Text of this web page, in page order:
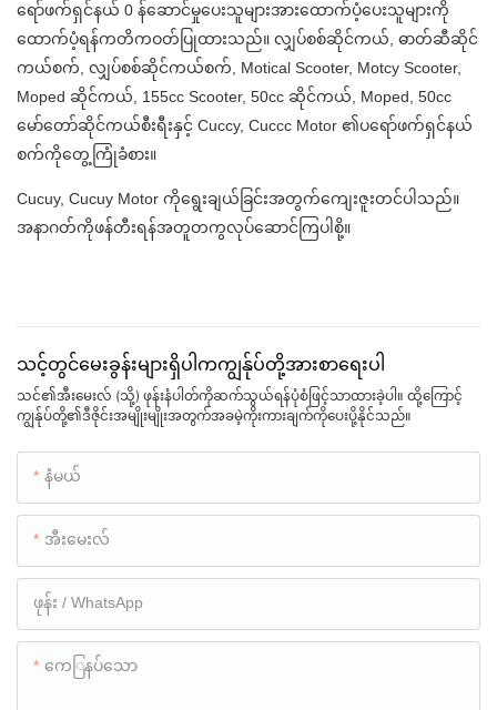
ရော်ဖက်ရှင်နယ် 0 န်ဆောင်မှုပေးသူများအားထောက်ပံ့ပေးသူများကို
ထောက်ပံ့ရန်ကတိကဝတ်ပြုထားသည်။ လျှပ်စစ်ဆိုင်ကယ်, ဓာတ်ဆီဆိုင်
ကယ်စက်, လျှပ်စစ်ဆိုင်ကယ်စက်, Motical Scooter, Motcy Scooter,
Moped ဆိုင်ကယ်, 155cc Scooter, 50cc ဆိုင်ကယ်, Moped, 50cc
မော်တော်ဆိုင်ကယ်စီးရီးနှင့် Cuccy, Cuccc Motor ၏ပရော်ဖက်ရှင်နယ်
စက်ကိုတွေ့ကြုံခံစား။
Cucuy, Cucuy Motor ကိုရွေးချယ်ခြင်းအတွက်ကျေးဇူးတင်ပါသည်။
အနာဂတ်ကိုဖန်တီးရန်အတူတကွလုပ်ဆောင်ကြပါစို့။
သင့်တွင်မေးခွန်းများရှိပါကကျွန်ုပ်တို့အားစာရေးပါ
သင်၏အီးမေးလ် (သို့) ဖုန်းနံပါတ်ကိုဆက်သွယ်ရန်ပုံစံဖြင့်သာထားခဲ့ပါ။ ထို့ကြောင့်
ကျွန်ုပ်တို့၏ဒီဇိုင်းအမျိုးမျိုးအတွက်အခမဲ့ကိုးကားချက်ကိုပေးပို့နိုင်သည်။
နံမယ်
အီးမေးလ်
ဖုန်း / WhatsApp
ကေြနပ်သော